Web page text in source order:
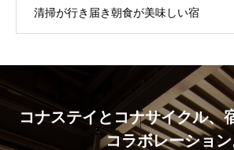
清掃が行き届き朝食が美味しい宿
コナステイとコナサイクル、
コラボレーション